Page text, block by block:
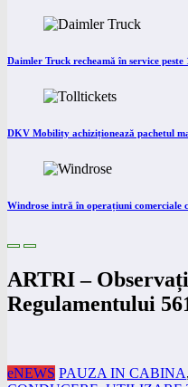
Daimler Truck recheamă în service peste
DKV Mobility achiziționează pachetul
Windrose intră în operațiuni comerciale
ARTRI –
Regulamentului
eNEWS PAUZA IN CABINA,